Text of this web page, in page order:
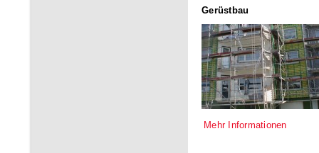
Gerüstbau
Mehr Informationen